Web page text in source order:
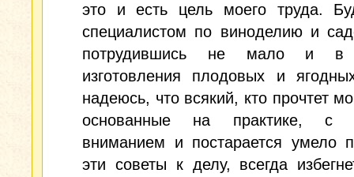
это и есть цель моего труда.
специалистом по виноделию и
потрудившись не мало и в
изготовления плодовых и
надеюсь, что всякий, кто прочтет
основанные на практике, с
вниманием и постарается умело
эти советы к делу, всегда